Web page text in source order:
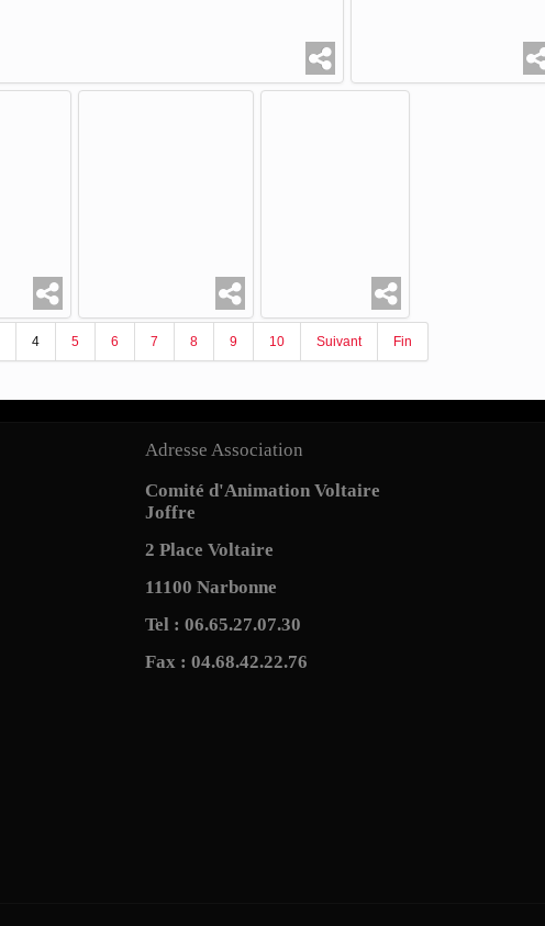
4 5 6 7 8 9 10 Suivant Fin
Adresse Association
Comité d'Animation Voltaire
Joffre
2 Place Voltaire
11100 Narbonne
Tel : 06.65.27.07.30
Fax : 04.68.42.22.76